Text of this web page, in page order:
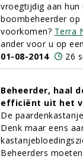
vroegtijdig aan hun
boombeheerder
voorkomen? Terra
ander voor u op
01-08-2014
26
Beheerder, haal
efficiënt uit het
De
Denk maar eens
Beheerders